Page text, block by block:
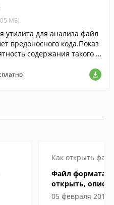
МБ)
утилита для анализа файл
вредоносного кода.Показ
содержания такого к
Как открыть файл
Файл формата
открыть,
особенности
05 февраля 2019